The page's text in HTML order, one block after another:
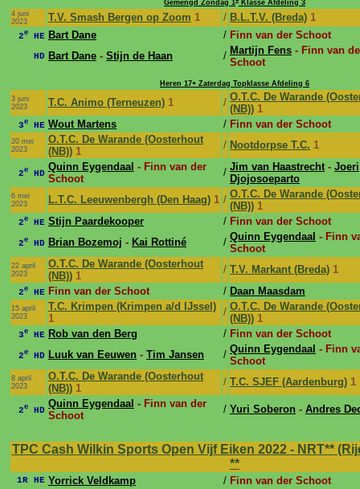
Gemengd Zondag 1
Klasse Afdeling 3
4 juni
2023
T.V. Smash Bergen op Zoom 1 / B.L.T.V. (Breda) 1
2e HE Bart Dane / Finn van der Schoot
HD Bart Dane - Stijn de Haan / Martijn Fens - Finn van
Schoot
Heren 17+ Zaterdag Topklasse Afdeling 6
3 juni
2023
T.C. Animo (Terneuzen) 1 / O.T.C. De Warande
(NB)) 1
3e HE Wout Martens / Finn van der Schoot
20 mei
2023
O.T.C. De Warande (Oosterhout
(NB)) 1
/ Nootdorpse T.C. 1
2e HD
Quinn Eygendaal - Finn van der
Schoot
/ Jim van Haastrecht- Joeri
Djojosoeparto
6 mei
2023
L.T.C. Leeuwenbergh (Den Haag) 1 / O.T.C. De Warande
(NB)) 1
2e HE Stijn Paardekooper / Finn van der Schoot
2e HD Brian Bozemoj - Kai Rottiné / Quinn Eygendaal - Finn
Schoot
22 april
2023
O.T.C. De Warande (Oosterhout
(NB)) 1
/ T.V. Markant (Breda) 1
2e HE Finn van der Schoot / Daan Maasdam
15 april
2023
T.C. Krimpen (Krimpen a/d IJssel)
1
/ O.T.C. De Warande
(NB)) 1
3e HE Rob van den Berg / Finn van der Schoot
2e HD Luuk van Eeuwen - Tim Jansen / Quinn Eygendaal - Finn
Schoot
8 april
2023
O.T.C. De Warande (Oosterhout
(NB)) 1
/ T.C. SJEF (Aardenburg) 1
2e HD
Quinn Eygendaal - Finn van der
Schoot
/ Yuri Soberon - Andres
TPC Cash Wilkin Sports Open Vijf Eiken 2022 - NRT**
**
1R HE Yorrick Veldkamp / Finn van der Schoot